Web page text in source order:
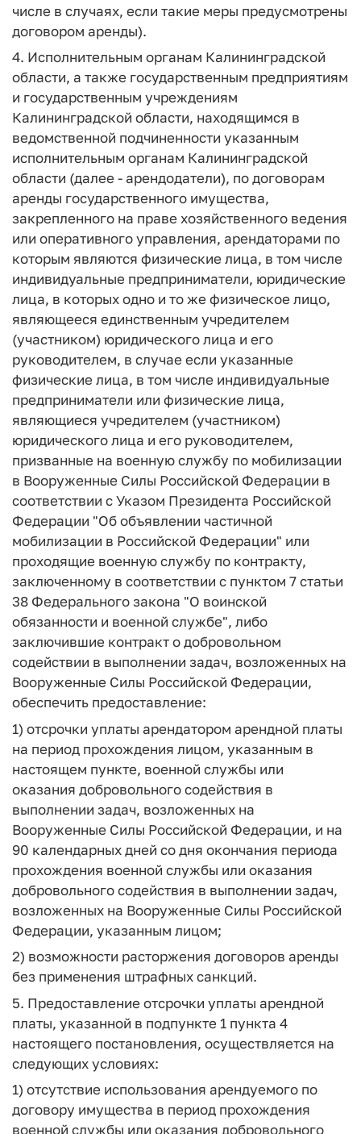
числе в случаях, если такие меры предусмотрены
договором аренды).
4. Исполнительным органам Калининградской
области, а также государственным предприятиям
и государственным учреждениям
Калининградской области, находящимся в
ведомственной подчиненности указанным
исполнительным органам Калининградской
области (далее - арендодатели), по договорам
аренды государственного имущества,
закрепленного на праве хозяйственного ведения
или оперативного управления, арендаторами по
которым являются физические лица, в том числе
индивидуальные предприниматели, юридические
лица, в которых одно и то же физическое лицо,
являющееся единственным учредителем
(участником) юридического лица и его
руководителем, в случае если указанные
физические лица, в том числе индивидуальные
предприниматели или физические лица,
являющиеся учредителем (участником)
юридического лица и его руководителем,
призванные на военную службу по мобилизации
в Вооруженные Силы Российской Федерации в
соответствии с Указом Президента Российской
Федерации "Об объявлении частичной
мобилизации в Российской Федерации" или
проходящие военную службу по контракту,
заключенному в соответствии с пунктом 7 статьи
38 Федерального закона "О воинской
обязанности и военной службе", либо
заключившие контракт о добровольном
содействии в выполнении задач, возложенных на
Вооруженные Силы Российской Федерации,
обеспечить предоставление:
1) отсрочки уплаты арендатором арендной платы
на период прохождения лицом, указанным в
настоящем пункте, военной службы или
оказания добровольного содействия в
выполнении задач, возложенных на
Вооруженные Силы Российской Федерации, и на
90 календарных дней со дня окончания периода
прохождения военной службы или оказания
добровольного содействия в выполнении задач,
возложенных на Вооруженные Силы Российской
Федерации, указанным лицом;
2) возможности расторжения договоров аренды
без применения штрафных санкций.
5. Предоставление отсрочки уплаты арендной
платы, указанной в подпункте 1 пункта 4
настоящего постановления, осуществляется на
следующих условиях:
1) отсутствие использования арендуемого по
договору имущества в период прохождения
военной службы или оказания добровольного